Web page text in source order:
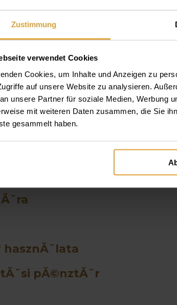
Zustimmung
verwendet Cookies
Cookies, um Inhalte und Anzeigen zu
auf unsere Website zu analysieren.
unsere Partner für soziale Medien, Werbung
mit weiteren Daten zusammen, die Sie
gesammelt haben.
Ă©rzĂ©s
hasznĂˇlata
pĂ©nztĂˇr